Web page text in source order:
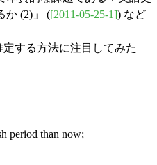
か (2)」 ([2011-05-25-1]) など
する方法に注目してみた
period than now;